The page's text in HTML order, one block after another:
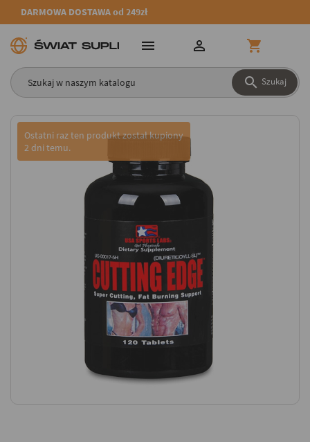
DARMOWA DOSTAWA od 249zł
 Szukaj
  
Ostatni raz ten produkt został kupiony
2 dni temu.